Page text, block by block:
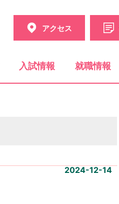
アクセス
入試情報 就職情報
2024-12-14